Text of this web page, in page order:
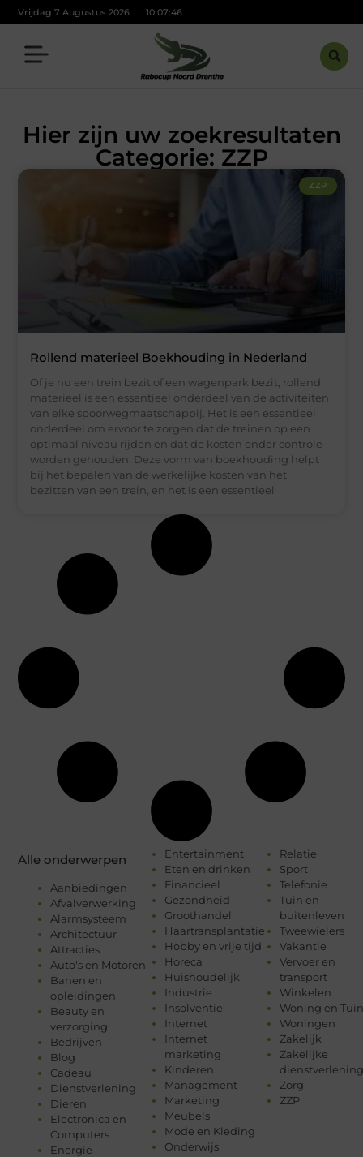
Vrijdag 7 Augustus 2026 10:07:47
Hier zijn uw zoekresultaten
Categorie: ZZP
ZZP
Rollend materieel Boekhouding in Nederland
Of je nu een trein bezit of een wagenpark bezit, rollend
materieel is een essentieel onderdeel van de activiteiten
van elke spoorwegmaatschappij. Het is een essentieel
onderdeel om ervoor te zorgen dat de treinen op een
optimaal niveau rijden en dat de kosten onder controle
worden gehouden. Deze vorm van boekhouding helpt
bij het bepalen van de werkelijke kosten van het
bezitten van een trein, en het is een essentieel
Alle onderwerpen
Aanbiedingen
Afvalverwerking
Alarmsysteem
Architectuur
Attracties
Auto's en Motoren
Banen en
opleidingen
Beauty en
verzorging
Bedrijven
Blog
Cadeau
Dienstverlening
Dieren
Electronica en
Computers
Energie
Entertainment
Eten en drinken
Financieel
Gezondheid
Groothandel
Haartransplantatie
Hobby en vrije tijd
Horeca
Huishoudelijk
Industrie
Insolventie
Internet
Internet
marketing
Kinderen
Management
Marketing
Meubels
Mode en Kleding
Onderwijs
Relatie
Sport
Telefonie
Tuin en
buitenleven
Tweewielers
Vakantie
Vervoer en
transport
Winkelen
Woning en Tuin
Woningen
Zakelijk
Zakelijke
dienstverlening
Zorg
ZZP